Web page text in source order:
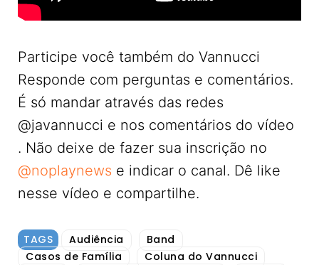
Participe você também do Vannucci
Responde com perguntas e comentários.
É só mandar através das redes
@javannucci e nos comentários do vídeo
. Não deixe de fazer sua inscrição no
‪@noplaynews‬ e indicar o canal. Dê like
nesse vídeo e compartilhe.
TAGS Audiência
Band
Casos de Família
Coluna do Vannucci